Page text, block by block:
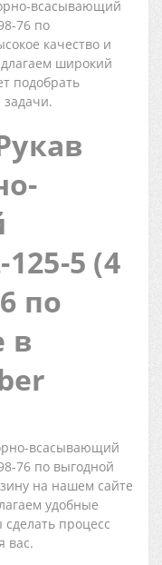
всасывающий
76 по
качество и
широкий
подобрать
5 (4
по
в
всасывающий
76 по выгодной
на нашем сайте
удобные
процесс
вас.